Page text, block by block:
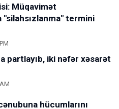
Müqavimət
"silahsızlanma" termini
partlayıb, iki nəfər xəsarət
hücumlarını